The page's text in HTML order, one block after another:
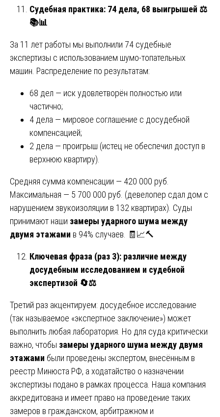
Судебная практика: 74 дела, 68 выигрышей ⚖️
📚📊
За 11 лет работы мы выполнили 74 судебные
экспертизы с использованием шумо-топательных
машин. Распределение по результатам:
68 дел — иск удовлетворён полностью или
частично;
4 дела — мировое соглашение с досудебной
компенсацией;
2 дела — проигрыш (истец не обеспечил доступ в
верхнюю квартиру).
Средняя сумма компенсации — 420 000 руб.
Максимальная — 5 700 000 руб. (девелопер сдал дом с
нарушением звукоизоляции в 132 квартирах). Суды
принимают наши замеры ударного шума между
двумя этажами в 94% случаев. 🧾📈🔨
Ключевая фраза (раз 3): различие между
досудебным исследованием и судебной
экспертизой 🔄⚖️
Третий раз акцентируем: досудебное исследование
(так называемое «экспертное заключение») может
выполнить любая лаборатория. Но для суда критически
важно, чтобы замеры ударного шума между двумя
этажами были проведены экспертом, внесённым в
реестр Минюста РФ, а ходатайство о назначении
экспертизы подано в рамках процесса. Наша компания
аккредитована и имеет право на проведение таких
замеров в гражданском, арбитражном и